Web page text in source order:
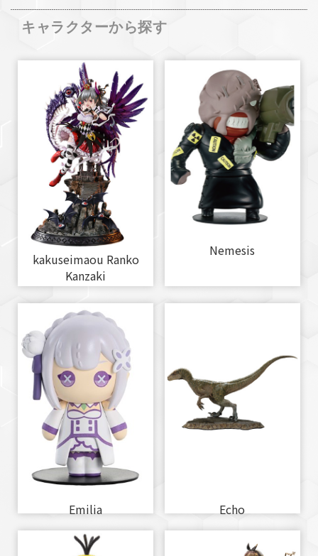
キャラクターから探す
kakuseimaou Ranko
Kanzaki
Nemesis
Emilia Echo